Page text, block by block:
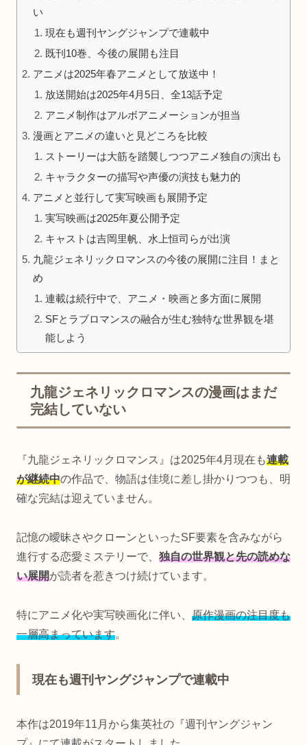
い
現在も週刊ヤングジャンプで連載中
既刊10巻、今後の展開も注目
アニメは2025年春アニメとして放送中！
放送開始は2025年4月5日、全13話予定
アニメ制作はアルボアニメーションが担当
漫画とアニメの違いと見どころを比較
ストーリーは大筋を踏襲しつつアニメ独自の演出も
キャラクターの描写や声優の演技も魅力的
アニメと並行して実写映画も展開予定
実写映画は2025年夏公開予定
キャストは吉岡里帆、水上恒司らが出演
九龍ジェネリックロマンスの今後の展開に注目！まと
め
連載は続行中で、アニメ・映画と多方面に展開
SFとラブロマンスの融合が生む独特な世界観を堪
能しよう
九龍ジェネリックロマンスの漫画はまだ
完結していない
『九龍ジェネリックロマンス』は2025年4月現在も連載
が継続中の作品で、物語は佳境に差し掛かりつつも、明
確な完結は迎えていません。
記憶の曖昧さやクローンといったSF要素を含みながら
進行する恋愛ミステリーで、 独自の世界観と先の読めな
い展開が読者を惹きつけ続けています。
特にアニメ化や実写映画化に伴い、 原作漫画の注目度も
一層高まっています。
現在も週刊ヤングジャンプで連載中
本作は2019年11月から集英社の『週刊ヤングジャン